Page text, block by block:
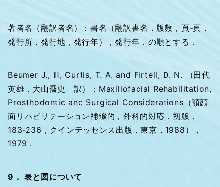
著者名（翻訳者名）：書名（翻訳書名．版数，頁-頁，
発行所，発行地，発行年），発行年．の順とする．
Beumer J., Ⅲ, Curtis, T. A. and Firtell, D. N. （田代
英雄，大山喬史 訳）：Maxillofacial Rehabilitation,
Prosthodontic and Surgical Considerations（顎顔
面リハビリテーション補綴的，外科的対応．初版，
183-236，クインテッセンス出版，東京，1988），
1979．
9． 表と図について